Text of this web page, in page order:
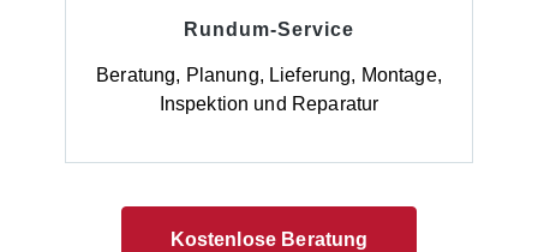
Rundum-Service
Beratung, Planung, Lieferung, Montage,
Inspektion und Reparatur
Kostenlose Beratung